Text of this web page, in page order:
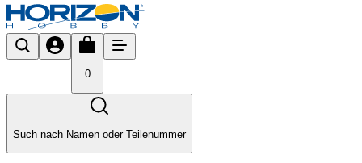
0
Such nach Namen oder Teilenummer